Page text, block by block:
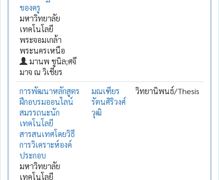
ของครู
มหาวิทยาลัย
เทคโนโลยี
พระจอมเกล้า
พระนครเหนือ
มานพ ชูนิล;ศจี
มาจ ณ วิเชียร
การพัฒนาหลักสูตร
ฝึกอบรมออนไลน์
สมรรถนะนัก
เทคโนโลยี
สารสนเทศโดยวิธี
การวิเคราะห์องค์
ประกอบ
มหาวิทยาลัย
เทคโนโลยี
มณเฑียร
รัตนศิริวงศ์
วุฒิ
วิทยานิพนธ์/Thesis